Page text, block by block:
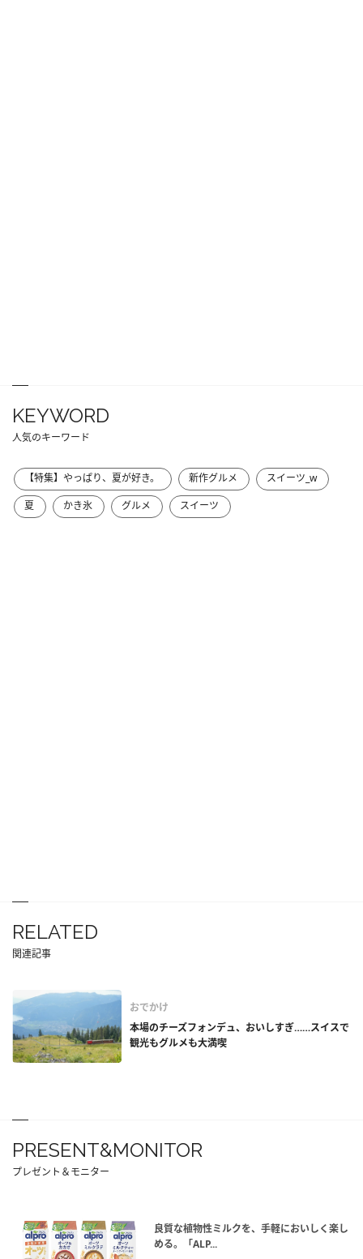
KEYWORD
人気のキーワード
【特集】やっぱり、夏が好き。 新作グルメ
スイーツ_w
夏
かき氷 グルメ スイーツ
RELATED
関連記事
おでかけ
本場のチーズフォンデュ、おいしすぎ……スイスで
観光もグルメも大満喫
PRESENT&MONITOR
プレゼント＆モニター
良質な植物性ミルクを、手軽においしく楽し
める。「ALP...